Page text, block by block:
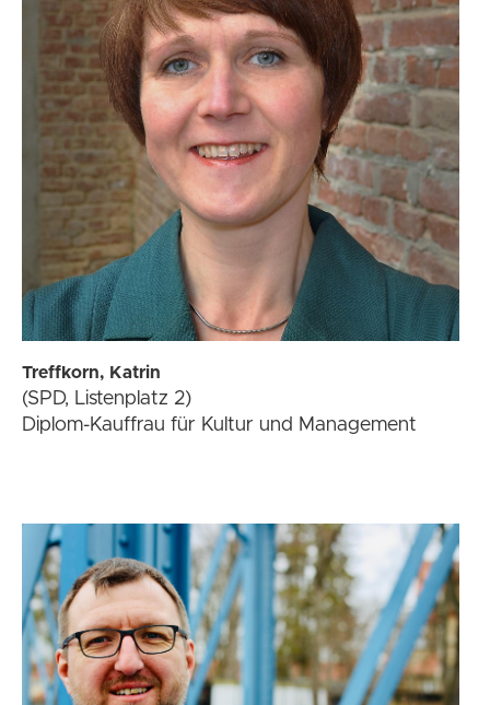
Treffkorn, Katrin
(SPD, Listenplatz 2)
Diplom-Kauffrau für Kultur und Management